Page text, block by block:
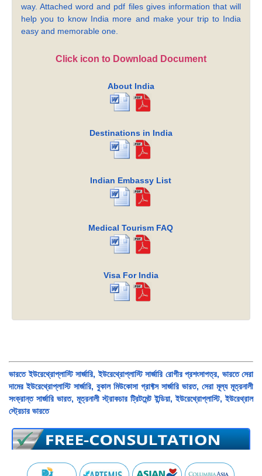
way. Attached word and pdf files gives information that will
help you to know India more and make your trip to India
easy and memorable one.
Click icon to Download Document
About India
Destinations in India
Indian Embassy List
Medical Tourism FAQ
Visa For India
ভারতে ইউরেথ্রোপ্লাস্টি সার্জারি, ইউরেথ্রোপ্লাস্টি সার্জারি রোগীর প্রশংসাপত্র, ভারতে সেরা
দামের ইউরেথ্রোপ্লাস্টি সার্জারি, বুকাল মিউকোসা গ্রাফ্টস সার্জারি ভারত, সেরা মূল্য মূত্রনালী
সংক্রান্ত সার্জারি ভারত, মূত্রনালী স্ট্রাকচার ট্রিটমেন্ট ইন্ডিয়া, ইউরেথ্রোপ্লাস্টি, ইউরেথ্রাল
স্ট্রেচার ভারতে